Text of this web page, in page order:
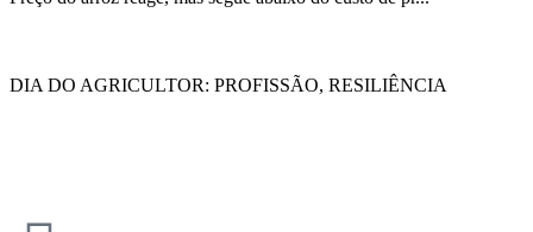
DIA DO AGRICULTOR: PROFISSÃO, RESILIÊNCIA